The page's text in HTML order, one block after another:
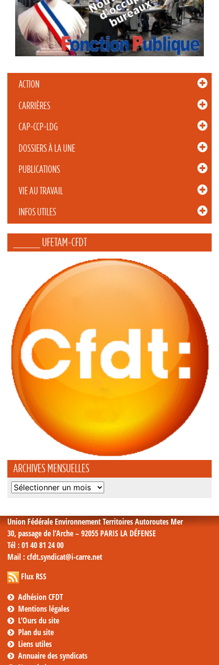
ACTION
CARRIÈRES
CAP-CCP-LDG
DOSSIERS À LA UNE
PUBLICATIONS
VIE AU TRAVAIL
INFOS UTILES
_____ UFETAM-CFDT
ARCHIVES MENSUELLES
Archives
Union Fédérale Environnement Territoires Autoroutes Mer
30, passage de l’Arche – 92055 PARIS LA DÉFENSE
Tél : 01 40 81 24 00
Mail : cfdt.syndicat@i-carre.net
Flux RSS
Adhésion CFDT
Mentions légales
L’Ours du site
Plan du site
Liens utiles
Annuaire des syndicats